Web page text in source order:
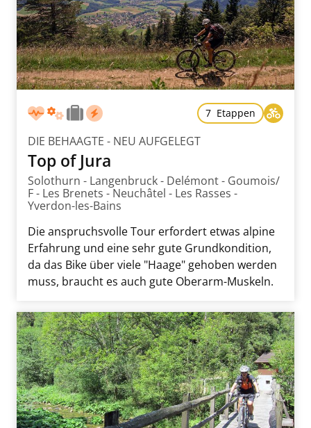
7 Etappen
DIE BEHAAGTE - NEU AUFGELEGT
Top of Jura
Solothurn - Langenbruck - Delémont - Goumois/
F - Les Brenets - Neuchâtel - Les Rasses -
Yverdon-les-Bains
Die anspruchsvolle Tour erfordert etwas alpine
Erfahrung und eine sehr gute Grundkondition,
da das Bike über viele "Haage" gehoben werden
muss, braucht es auch gute Oberarm-Muskeln.